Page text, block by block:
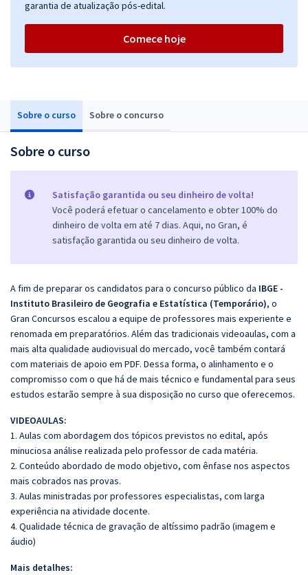
Sobre o curso Sobre o concurso
Sobre o curso
Satisfação garantida ou seu dinheiro de volta!
Você poderá efetuar o cancelamento e obter 100% do
dinheiro de volta em até 7 dias. Aqui, no Gran, é
satisfação garantida ou seu dinheiro de volta.
A fim de preparar os candidatos para o concurso público da IBGE -
Instituto Brasileiro de Geografia e Estatística (Temporário), o
Gran Concursos escalou a equipe de professores mais experiente e
renomada em preparatórios. Além das tradicionais videoaulas, com a
mais alta qualidade audiovisual do mercado, você também contará
com materiais de apoio em PDF. Dessa forma, o alinhamento e o
compromisso com o que há de mais técnico e fundamental para seus
estudos estarão sempre à sua disposição no curso que oferecemos.
VIDEOAULAS:
1. Aulas com abordagem dos tópicos previstos no edital, após
minuciosa análise realizada pelo professor de cada matéria.
2. Conteúdo abordado de modo objetivo, com ênfase nos aspectos
mais cobrados nas provas.
3. Aulas ministradas por professores especialistas, com larga
experiência na atividade docente.
4. Qualidade técnica de gravação de altíssimo padrão (imagem e
áudio)
Mais detalhes:
garantia de atualização pós-edital.
Comece hoje